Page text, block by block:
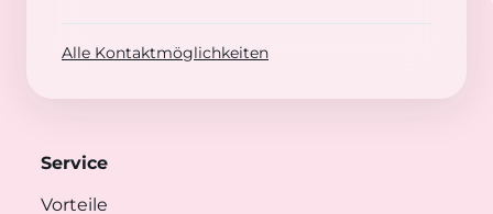
Alle Kontaktmöglichkeiten
Service
Vorteile